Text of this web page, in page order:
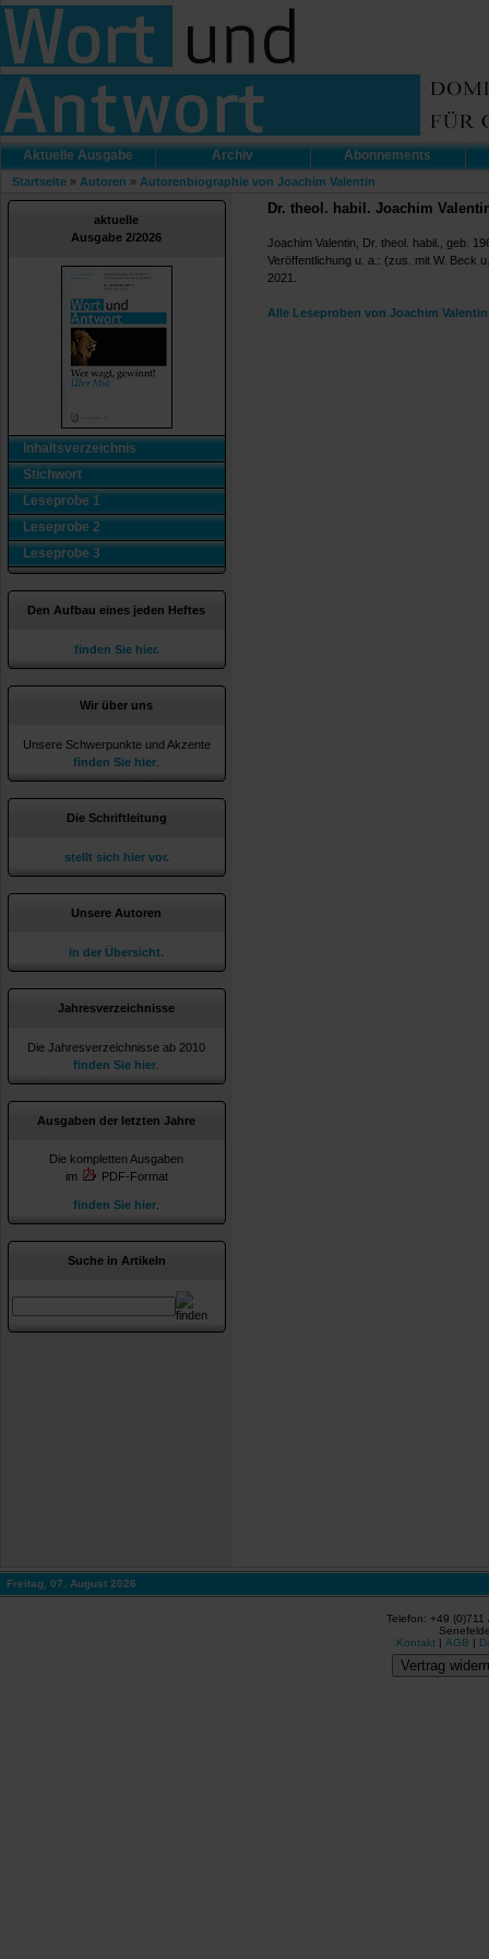
Aktuelle Ausgabe Archiv Abonnements
Startseite » Autoren » Autorenbiographie von Joachim Valentin
aktuelle
Ausgabe 2/2026
Inhaltsverzeichnis
Stichwort
Leseprobe 1
Leseprobe 2
Leseprobe 3
Den Aufbau eines jeden Heftes
finden Sie hier.
Wir über uns
Unsere Schwerpunkte und Akzente
finden Sie hier
Die Schriftleitung
stellt sich hier vor.
Unsere Autoren
in der Übersicht.
Jahresverzeichnisse
Die Jahresverzeichnisse ab 2010
finden Sie hier
Ausgaben der letzten Jahre
Die kompletten Ausgaben
im
PDF-Format
finden Sie hier
Suche in Artikeln
Dr. theol. habil. Joachim
Joachim Valentin, Dr. theol. habil., geb.
Veröffentlichung u. a.: (zus. mit W. Beck
2021.
Alle Leseproben von Joachim
Freitag, 07. August 2026
Telefon: +49
Kontakt | AGB |
Vertrag